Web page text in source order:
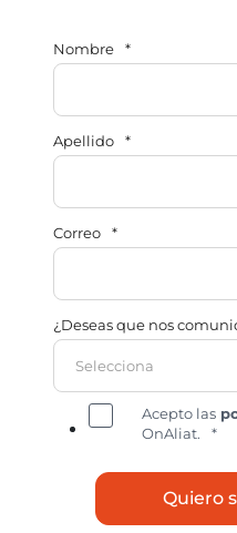
Nombre *
Apellido *
Correo *
¿Deseas que nos
Acepto las
OnAliat.
*